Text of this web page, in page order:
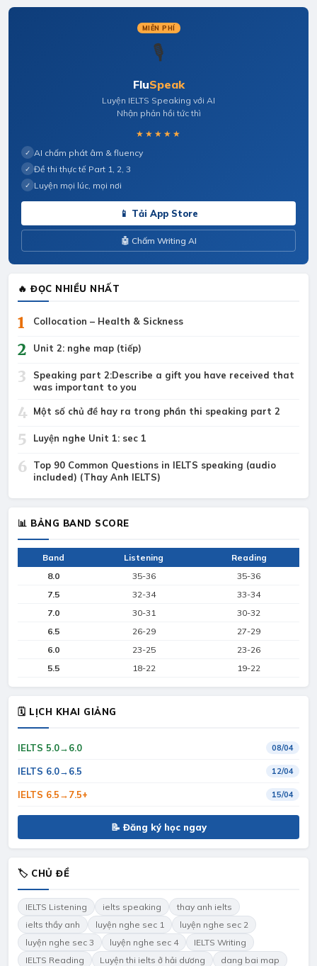
MIỄN PHÍ
🎙️
FluSpeak
Luyện IELTS Speaking với AI
Nhận phản hồi tức thì
★★★★★
✓ AI chấm phát âm & fluency
✓ Đề thi thực tế Part 1, 2, 3
✓ Luyện mọi lúc, mọi nơi
📱 Tải App Store
🤖 Chấm Writing AI
🔥 ĐỌC NHIỀU NHẤT
1 Collocation – Health & Sickness
2 Unit 2: nghe map (tiếp)
3
Speaking part 2:Describe a gift you have received that
was important to you
4 Một số chủ đề hay ra trong phần thi speaking part 2
5 Luyện nghe Unit 1: sec 1
6
Top 90 Common Questions in IELTS speaking (audio
included) (Thay Anh IELTS)
📊 BẢNG BAND SCORE
Band Listening
Reading
8.0
35-36
35-36
7.5
32-34
33-34
7.0
30-31
30-32
6.5
26-29
27-29
6.0
23-25
23-26
5.5
18-22 19-22
🗓 LỊCH KHAI GIẢNG
IELTS 5.0→6.0 08/04
IELTS 6.0→6.5 12/04
IELTS 6.5→7.5+ 15/04
📝 Đăng ký học ngay
🏷 CHỦ ĐỀ
IELTS Listening ielts speaking
thay anh ielts
ielts thầy anh
luyện nghe sec 1
luyện nghe sec 2
luyện nghe sec 3
luyện nghe sec 4
IELTS Writing
IELTS Reading
Luyện thi ielts ở hải dương
dang bai map